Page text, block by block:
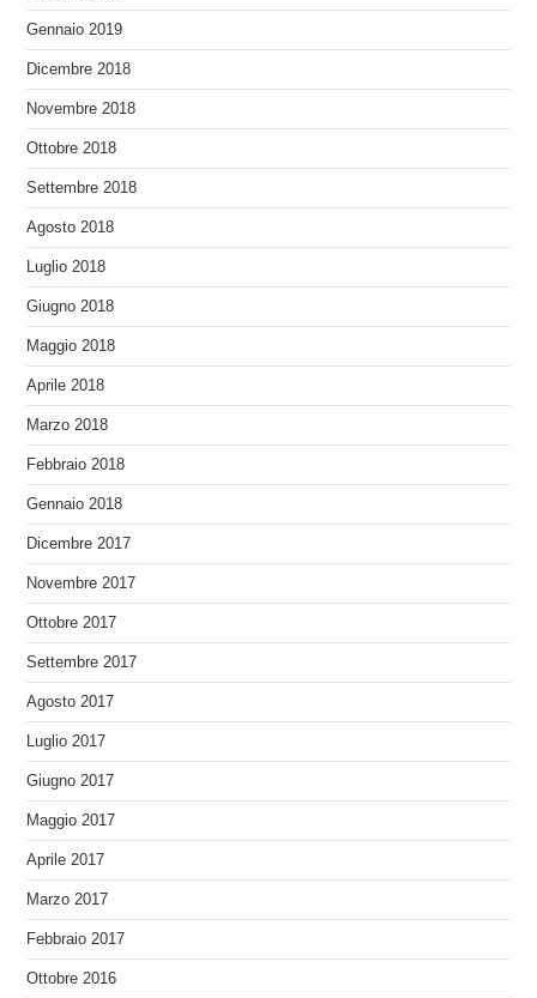
Gennaio 2019
Dicembre 2018
Novembre 2018
Ottobre 2018
Settembre 2018
Agosto 2018
Luglio 2018
Giugno 2018
Maggio 2018
Aprile 2018
Marzo 2018
Febbraio 2018
Gennaio 2018
Dicembre 2017
Novembre 2017
Ottobre 2017
Settembre 2017
Agosto 2017
Luglio 2017
Giugno 2017
Maggio 2017
Aprile 2017
Marzo 2017
Febbraio 2017
Ottobre 2016